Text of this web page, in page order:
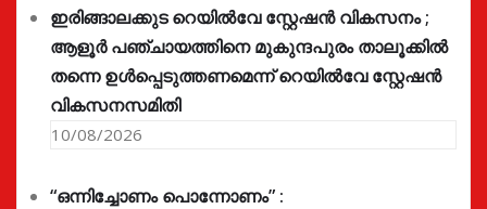
ഇരിങ്ങാലക്കുട റെയിൽവേ സ്റ്റേഷൻ വികസനം ;
ആളൂർ പഞ്ചായത്തിനെ മുകുന്ദപുരം താലൂക്കിൽ
തന്നെ ഉൾപ്പെടുത്തണമെന്ന് റെയിൽവേ സ്റ്റേഷൻ
വികസനസമിതി
10/08/2026
“ഒന്നിച്ചോണം പൊന്നോണം” :